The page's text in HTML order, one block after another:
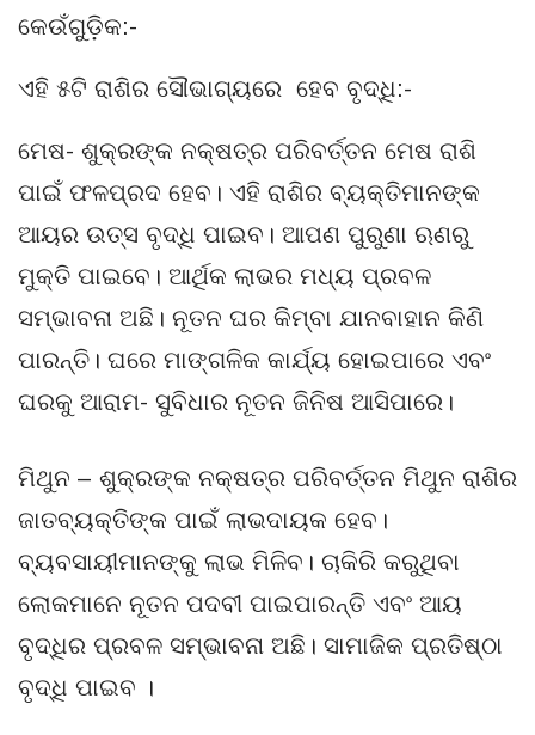
କେଉଁଗୁଡ଼ିକ:-
ଏହି ୫ଟି ରାଶିର ସୌଭାଗ୍ୟରେ ହେବ ବୃଦ୍ଧି:-
ମେଷ- ଶୁକ୍ରଙ୍କ ନକ୍ଷତ୍ର ପରିବର୍ତ୍ତନ ମେଷ ରାଶି
ପାଇଁ ଫଳପ୍ରଦ ହେବ। ଏହି ରାଶିର ବ୍ୟକ୍ତିମାନଙ୍କ
ଆୟର ଉତ୍ସ ବୃଦ୍ଧି ପାଇବ। ଆପଣ ପୁରୁଣା ଋଣରୁ
ମୁକ୍ତି ପାଇବେ। ଆର୍ଥିକ ଲାଭର ମଧ୍ୟ ପ୍ରବଳ
ସମ୍ଭାବନା ଅଛି। ନୂତନ ଘର କିମ୍ବା ଯାନବାହାନ କିଣି
ପାରନ୍ତି। ଘରେ ମାଙ୍ଗଳିକ କାର୍ଯ୍ୟ ହୋଇପାରେ ଏବଂ
ଘରକୁ ଆରାମ- ସୁବିଧାର ନୂତନ ଜିନିଷ ଆସିପାରେ।
ମିଥୁନ – ଶୁକ୍ରଙ୍କ ନକ୍ଷତ୍ର ପରିବର୍ତ୍ତନ ମିଥୁନ ରାଶିର
ଜାତବ୍ୟକ୍ତିଙ୍କ ପାଇଁ ଲାଭଦାୟକ ହେବ।
ବ୍ୟବସାୟୀମାନଙ୍କୁ ଲାଭ ମିଳିବ। ଚାକିରି କରୁଥିବା
ଲୋକମାନେ ନୂତନ ପଦବୀ ପାଇପାରନ୍ତି ଏବଂ ଆୟ
ବୃଦ୍ଧିର ପ୍ରବଳ ସମ୍ଭାବନା ଅଛି। ସାମାଜିକ ପ୍ରତିଷ୍ଠା
ବୃଦ୍ଧି ପାଇବ ।